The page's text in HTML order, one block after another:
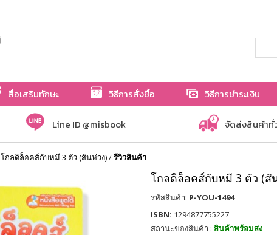
สื่อเสริมทักษะ วิธีการสั่งซื้อ วิธีการชำระเงิน
Line ID @misbook จัดส่งสินค้าทั่
โกลดิล็อคส์กับหมี 3 ตัว (สันห่วง)/รีวิวสินค้า
โกลดิล็อคส์กับหมี 3 ตัว (สั
รหัสสินค้า: P-YOU-1494
ISBN: 1294877755227
สถานะของสินค้า : สินค้าพร้อมส่ง